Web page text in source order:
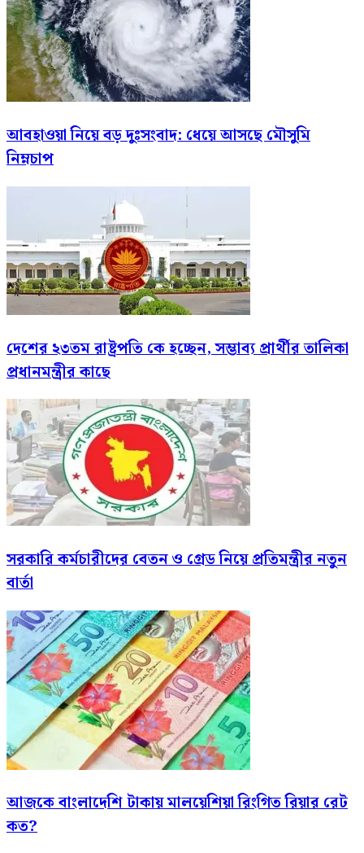
আবহাওয়া নিয়ে বড় দুঃসংবাদ: ধেয়ে আসছে মৌসুমি
নিম্নচাপ
দেশের ২৩তম রাষ্ট্রপতি কে হচ্ছেন, সম্ভাব্য প্রার্থীর তালিকা
প্রধানমন্ত্রীর কাছে
সরকারি কর্মচারীদের বেতন ও গ্রেড নিয়ে প্রতিমন্ত্রীর নতুন
বার্তা
আজকে বাংলাদেশি টাকায় মালয়েশিয়া রিংগিত রিয়ার রেট
কত?